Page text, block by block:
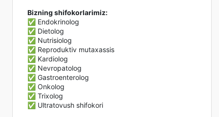
Bizning shifokorlarimiz:
✅ Endokrinolog
✅ Dietolog
✅ Nutrisiolog
✅ Reproduktiv mutaxassis
✅ Kardiolog
✅ Nevropatolog
✅ Gastroenterolog
✅ Onkolog
✅ Trixolog
✅ Ultratovush shifokori